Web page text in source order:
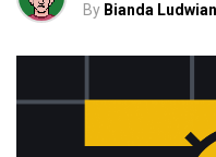
By Bianda